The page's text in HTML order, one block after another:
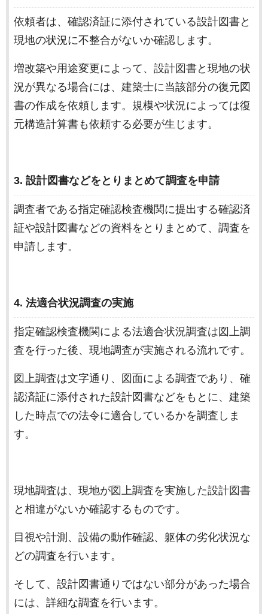
依頼者は、確認済証に添付されている設計図書と
現地の状況に不整合がないか確認します。
増改築や用途変更によって、設計図書と現地の状
況が異なる場合には、建築士に当該部分の復元図
書の作成を依頼します。規模や状況によっては復
元構造計算書も依頼する必要が生じます。
3. 設計図書などをとりまとめて調査を申請
調査者である指定確認検査機関に提出する確認済
証や設計図書などの資料をとりまとめて、調査を
申請します。
4. 法適合状況調査の実施
指定確認検査機関による法適合状況調査は図上調
査を行った後、現地調査が実施される流れです。
図上調査は文字通り、図面による調査であり、確
認済証に添付された設計図書などをもとに、建築
した時点での法令に適合しているかを調査しま
す。
現地調査は、現地が図上調査を実施した設計図書
と相違がないか確認するものです。
目視や計測、設備の動作確認、躯体の劣化状況な
どの調査を行います。
そして、設計図書通りではない部分があった場合
には、詳細な調査を行います。